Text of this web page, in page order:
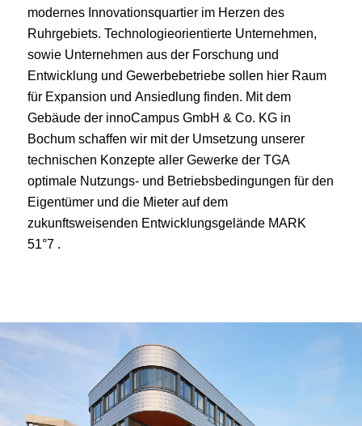
modernes Innovationsquartier im Herzen des
Ruhrgebiets. Technologieorientierte Unternehmen,
sowie Unternehmen aus der Forschung und
Entwicklung und Gewerbebetriebe sollen hier Raum
für Expansion und Ansiedlung finden. Mit dem
Gebäude der innoCampus GmbH & Co. KG in
Bochum schaffen wir mit der Umsetzung unserer
technischen Konzepte aller Gewerke der TGA
optimale Nutzungs- und Betriebsbedingungen für den
Eigentümer und die Mieter auf dem
zukunftsweisenden Entwicklungsgelände MARK
51°7 .